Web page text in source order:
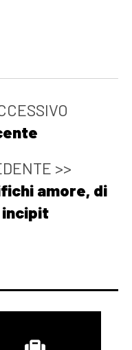
>>
amore, di
incipit